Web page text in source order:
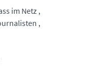
im Netz